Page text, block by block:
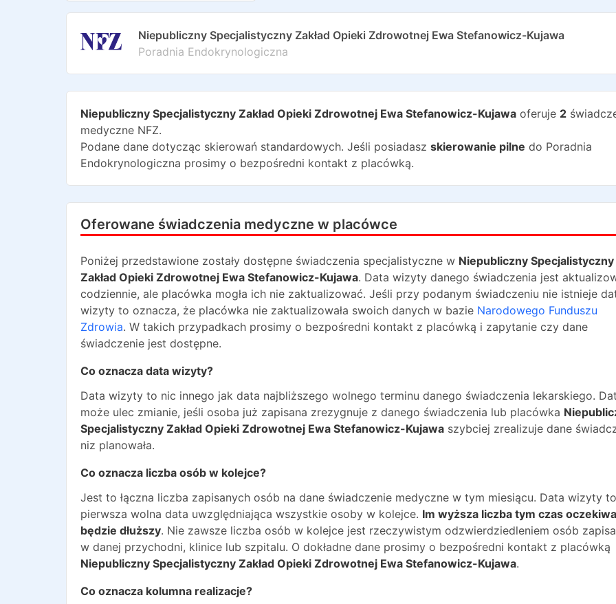
Niepubliczny Specjalistyczny Zakład Opieki Zdrowotnej Ewa Stefanowicz-Kujawa
Poradnia Endokrynologiczna
Niepubliczny Specjalistyczny Zakład Opieki Zdrowotnej Ewa Stefanowicz-Kujawa oferuje 2
medyczne NFZ.
Podane dane dotycząc skierowań standardowych. Jeśli posiadasz skierowanie pilne do Poradnia
Endokrynologiczna prosimy o bezpośredni kontakt z placówką.
Oferowane świadczenia medyczne w placówce
Poniżej przedstawione zostały dostępne świadczenia specjalistyczne w Niepubliczny Specjalistyczny
Zakład Opieki Zdrowotnej Ewa Stefanowicz-Kujawa. Data wizyty danego świadczenia jest
codziennie, ale placówka mogła ich nie zaktualizować. Jeśli przy podanym świadczeniu nie istnieje
wizyty to oznacza, że placówka nie zaktualizowała swoich danych w bazie Narodowego Funduszu
Zdrowia. W takich przypadkach prosimy o bezpośredni kontakt z placówką i zapytanie czy dane
świadczenie jest dostępne.
Co oznacza data wizyty?
Data wizyty to nic innego jak data najbliższego wolnego terminu danego świadczenia lekarskiego.
może ulec zmianie, jeśli osoba już zapisana zrezygnuje z danego świadczenia lub placówka
Specjalistyczny Zakład Opieki Zdrowotnej Ewa Stefanowicz-Kujawa szybciej zrealizuje dane
niz planowała.
Co oznacza liczba osób w kolejce?
Jest to łączna liczba zapisanych osób na dane świadczenie medyczne w tym miesiącu. Data wizyty to
pierwsza wolna data uwzględniająca wszystkie osoby w kolejce. Im wyższa liczba tym czas
będzie dłuższy. Nie zawsze liczba osób w kolejce jest rzeczywistym odzwierdziedleniem osób
w danej przychodni, klinice lub szpitalu. O dokładne dane prosimy o bezpośredni kontakt z placówką
Niepubliczny Specjalistyczny Zakład Opieki Zdrowotnej Ewa Stefanowicz-Kujawa.
Co oznacza kolumna realizacje?